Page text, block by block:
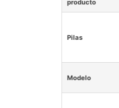
producto
Pilas
Modelo